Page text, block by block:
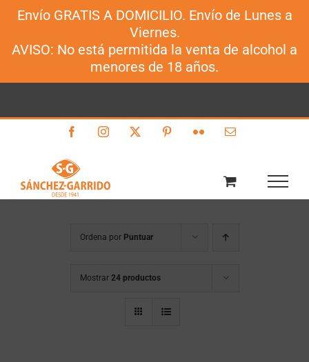
Envío GRATIS A DOMICILIO. Envío de Lunes a
Viernes.
AVISO: No está permitida la venta de alcohol a
menores de 18 años.
FacebookInstagram PinterestFlickr Correo
Ordena por Puntuar
Mostrar 24 productos
Sánchez-Garrido